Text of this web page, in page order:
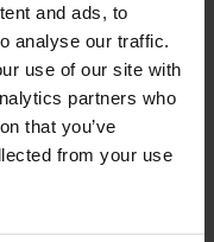
and ads, to
analyse our traffic.
use of our site with
partners who
that you’ve
from your use